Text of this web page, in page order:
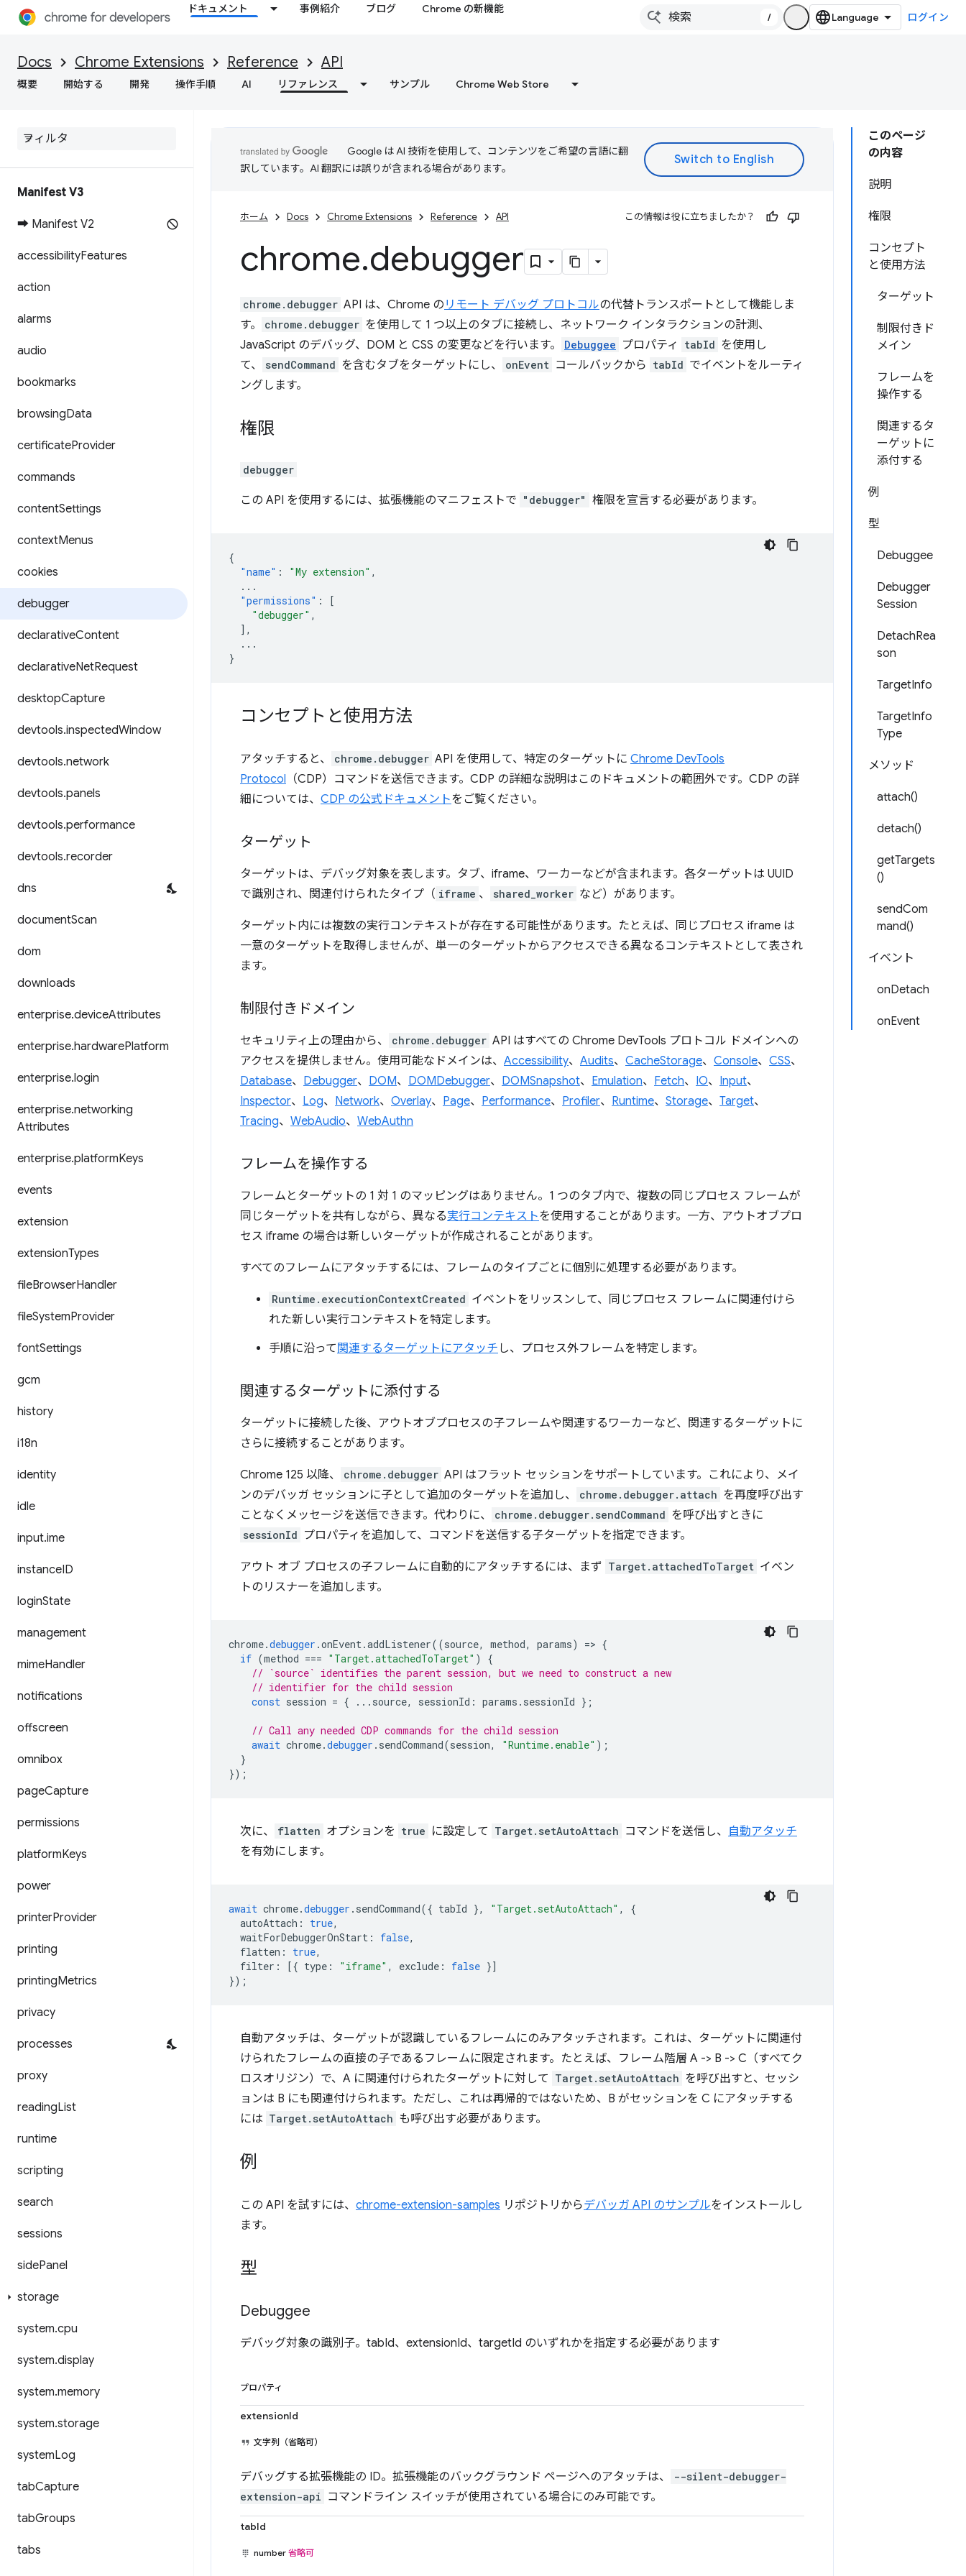
ドキュメント 事例紹介 ブログ Chrome の新機能
/ ログイン
Docs Chrome Extensions Reference API
概要 開始する 開発 操作手順 AI リファレンス サンプル Chrome Web Store
Manifest V3
➡ Manifest V2
accessibilityFeatures
action
alarms
audio
bookmarks
browsingData
certificateProvider
commands
contentSettings
contextMenus
cookies
debugger
declarativeContent
declarativeNetRequest
desktopCapture
devtools.inspectedWindow
devtools.network
devtools.panels
devtools.performance
devtools.recorder
dns
documentScan
dom
downloads
enterprise.deviceAttributes
enterprise.hardwarePlatform
enterprise.login
enterprise.networking
Attributes
enterprise.platformKeys
events
extension
extensionTypes
fileBrowserHandler
fileSystemProvider
fontSettings
gcm
history
i18n
identity
idle
input.ime
instanceID
loginState
management
mimeHandler
notifications
offscreen
omnibox
pageCapture
permissions
platformKeys
power
printerProvider
printing
printingMetrics
privacy
processes
proxy
readingList
runtime
scripting
search
sessions
sidePanel
storage
system.cpu
system.display
system.memory
system.storage
systemLog
tabCapture
tabGroups
tabs
このページ
の内容
説明
権限
コンセプト
と使用方法
ターゲット
制限付きド
メイン
フレームを
操作する
関連するタ
ーゲットに
添付する
例
型
Debuggee
Debugger
Session
DetachRea
son
TargetInfo
TargetInfo
Type
メソッド
attach()
detach()
getTargets
()
sendCom
mand()
イベント
onDetach
onEvent
Google は AI 技術を使用して、コンテンツをご希望の言語に翻
訳しています。AI 翻訳には誤りが含まれる場合があります。
ホーム Docs Chrome Extensions Reference API この情報は役に立ちましたか？
chrome.debugger
chrome.debugger API は、Chrome の リモート デバッグ プロトコルの代替トランスポートとして機能しま
す。
chrome.debugger を使用して 1 つ以上のタブに接続し、ネットワーク インタラクションの計測、
JavaScript のデバッグ、DOM と CSS の変更などを行います。
Debuggee プロパティ tabId を使用し
て、
sendCommand を含むタブをターゲットにし、 onEvent コールバックから tabId でイベントをルーティ
ングします。
権限
debugger
この API を使用するには、拡張機能のマニフェストで "debugger" 権限を宣言する必要があります。
{
"name" : "My extension" ,
...
"permissions" :
[
"debugger" ,
],
...
}
コンセプトと使用方法
アタッチすると、 chrome.debugger API を使用して、特定のターゲットに Chrome DevTools
Protocol （CDP）コマンドを送信できます。CDP の詳細な説明はこのドキュメントの範囲外です。CDP の詳
細については、 CDP の公式ドキュメントをご覧ください。
ターゲット
ターゲットは、デバッグ対象を表します。タブ、iframe、ワーカーなどが含まれます。各ターゲットは UUID
で識別され、関連付けられたタイプ（ iframe 、 shared_worker など）があります。
ターゲット内には複数の実行コンテキストが存在する可能性があります。たとえば、同じプロセス iframe は
一意のターゲットを取得しませんが、単一のターゲットからアクセスできる異なるコンテキストとして表され
ます。
制限付きドメイン
セキュリティ上の理由から、 chrome.debugger API はすべての Chrome DevTools プロトコル ドメインへの
アクセスを提供しません。使用可能なドメインは、 Accessibility、 Audits、 CacheStorage、 Console、 CSS、
Database、 Debugger、 DOM、 DOMDebugger、 DOMSnapshot、 Emulation、 Fetch、 IO、 Input、
Inspector、 Log、 Network、 Overlay、 Page、 Performance、 Profiler、 Runtime、 Storage、 Target、
Tracing、 WebAudio、 WebAuthn
フレームを操作する
フレームとターゲットの 1 対 1 のマッピングはありません。1 つのタブ内で、複数の同じプロセス フレームが
同じターゲットを共有しながら、異なる実行コンテキストを使用することがあります。一方、アウトオブプロ
セス iframe の場合は新しいターゲットが作成されることがあります。
すべてのフレームにアタッチするには、フレームのタイプごとに個別に処理する必要があります。
Runtime.executionContextCreated イベントをリッスンして、同じプロセス フレームに関連付けら
れた新しい実行コンテキストを特定します。
手順に沿って 関連するターゲットにアタッチ し、プロセス外フレームを特定します。
関連するターゲットに添付する
ターゲットに接続した後、アウトオブプロセスの子フレームや関連するワーカーなど、関連するターゲットに
さらに接続することがあります。
Chrome 125 以降、 chrome.debugger API はフラット セッションをサポートしています。これにより、メイ
ンのデバッガ セッションに子として追加のターゲットを追加し、
chrome.debugger.attach を再度呼び出す
ことなくメッセージを送信できます。代わりに、
chrome.debugger.sendCommand を呼び出すときに
sessionId プロパティを追加して、コマンドを送信する子ターゲットを指定できます。
アウト オブ プロセスの子フレームに自動的にアタッチするには、まず Target.attachedToTarget イベン
トのリスナーを追加します。
chrome.debugger .onEvent.addListener((source, method, params) => {
if (method === "Target.attachedToTarget" )
{
// `source` identifies the parent session, but we need to construct a new
// identifier for the child session
const session = { ... source, sessionId : params . sessionId };
// Call any needed CDP commands for the child session
await chrome.debugger . sendCommand(session, "Runtime.enable" );
}
});
次に、 flatten オプションを true に設定して Target.setAutoAttach コマンドを送信し、 自動アタッチ
を有効にします。
await chrome.debugger . sendCommand({ tabId }, "Target.setAutoAttach" ,
{
autoAttach : true,
waitForDebuggerOnStart : false,
flatten : true,
filter : [{ type : "iframe" , exclude : false }]
});
自動アタッチは、ターゲットが認識しているフレームにのみアタッチされます。これは、ターゲットに関連付
けられたフレームの直接の子であるフレームに限定されます。たとえば、フレーム階層 A -> B -> C（すべてク
ロスオリジン）で、A に関連付けられたターゲットに対して Target.setAutoAttach を呼び出すと、セッシ
ョンは B にも関連付けられます。ただし、これは再帰的ではないため、B がセッションを C にアタッチする
には Target.setAutoAttach も呼び出す必要があります。
例
この API を試すには、 chrome-extension-samples リポジトリからデバッガ API のサンプルをインストールし
ます。
型
Debuggee
デバッグ対象の識別子。tabId、extensionId、targetId のいずれかを指定する必要があります
プロパティ
extensionId
文字列（省略可）
デバッグする拡張機能の ID。拡張機能のバックグラウンド ページへのアタッチは、
--silent-debugger-
extension-api コマンドライン スイッチが使用されている場合にのみ可能です。
tabId
number 省略可